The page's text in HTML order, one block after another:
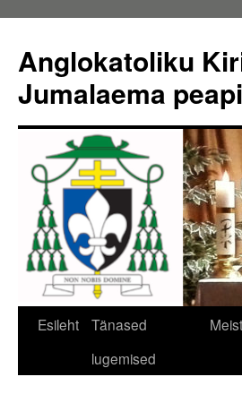
juurde
Anglokatoliku
Jumalaema
Esileht
Tänased
lugemised
Meist